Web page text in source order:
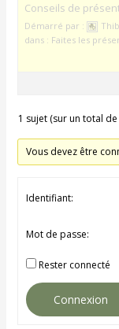
Conseils de
Démarré par :
dans : Faites les
1 sujet (sur un total de
Vous devez être
Identifiant:
Mot de passe:
Rester connecté
Connexion